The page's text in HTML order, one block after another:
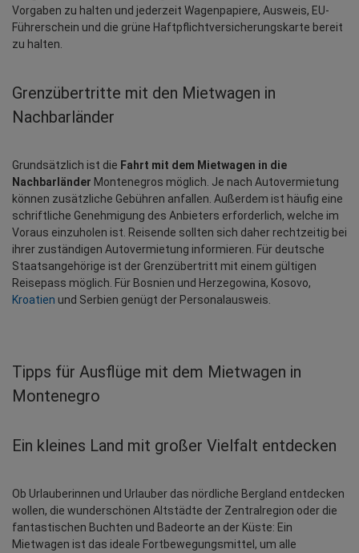
Vorgaben zu halten und jederzeit Wagenpapiere, Ausweis, EU-
Führerschein und die grüne Haftpflichtversicherungskarte bereit
zu halten.
Grenzübertritte mit den Mietwagen in
Nachbarländer
Grundsätzlich ist die Fahrt mit dem Mietwagen in die
Nachbarländer Montenegros möglich. Je nach Autovermietung
können zusätzliche Gebühren anfallen. Außerdem ist häufig eine
schriftliche Genehmigung des Anbieters erforderlich, welche im
Voraus einzuholen ist. Reisende sollten sich daher rechtzeitig bei
ihrer zuständigen Autovermietung informieren. Für deutsche
Staatsangehörige ist der Grenzübertritt mit einem gültigen
Kroatien und Serbien genügt der Personalausweis.
Tipps für Ausflüge mit dem Mietwagen in
Montenegro
Ein kleines Land mit großer Vielfalt entdecken
Ob Urlauberinnen und Urlauber das nördliche Bergland entdecken
wollen, die wunderschönen Altstädte der Zentralregion oder die
fantastischen Buchten und Badeorte an der Küste: Ein
Mietwagen ist das ideale Fortbewegungsmittel, um alle